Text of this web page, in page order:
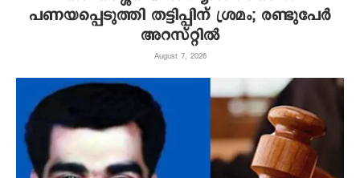
പണയപ്പെടുത്തി തട്ടിപ്പിന് ശ്രമം; രണ്ടുപേർ
അറസ്റ്റിൽ
August 7, 2026